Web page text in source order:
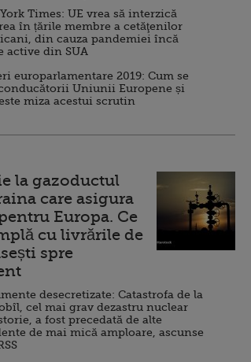
Times: UE vrea să interzică
în țările membre a cetăţenilor
din cauza pandemiei încă
active din SUA
europarlamentare 2019: Cum se
Uniunii Europene și
miza acestui scrutin
la gazoductul
care asigura
Europa. Ce
cu livrările de
spre
desecretizate: Catastrofa de la
cel mai grav dezastru nuclear
a fost precedată de alte
de mai mică amploare, ascunse